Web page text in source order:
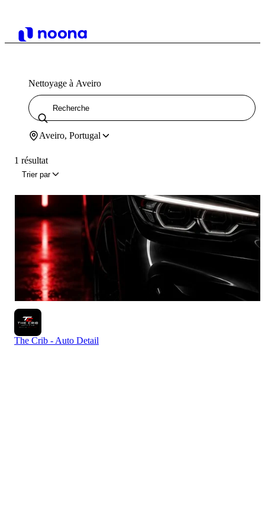
Nettoyage à Aveiro
Aveiro, Portugal
1 résultat
Trier par
The Crib - Auto Detail